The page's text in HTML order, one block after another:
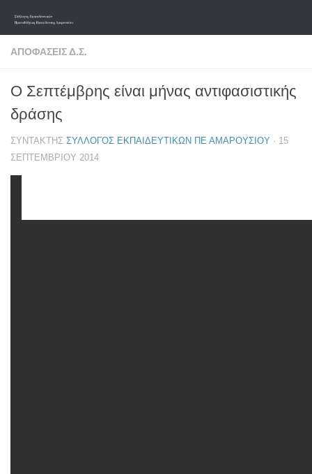
Skip to content
ΑΠΟΦΆΣΕΙΣ Δ.Σ.
Ο Σεπτέμβρης είναι μήνας αντιφασιστικής
δράσης
ΣΥΝΤΆΚΤΗΣ ΣΎΛΛΟΓΟΣ ΕΚΠΑΙΔΕΥΤΙΚΏΝ ΠΕ ΑΜΑΡΟΥΣΊΟΥ · 15
ΣΕΠΤΕΜΒΡΊΟΥ 2014